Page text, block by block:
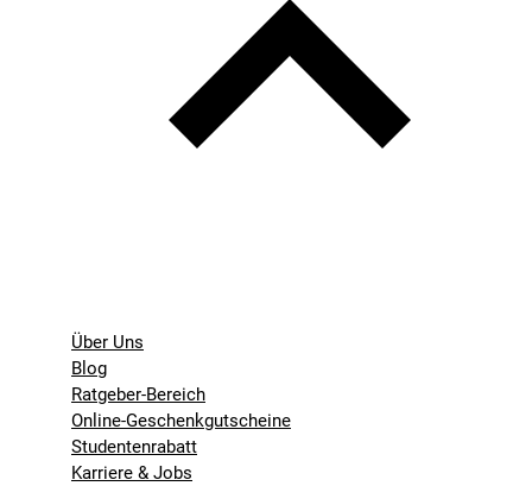
Über Uns
Blog
Ratgeber-Bereich
Online-Geschenkgutscheine
Studentenrabatt
Karriere & Jobs